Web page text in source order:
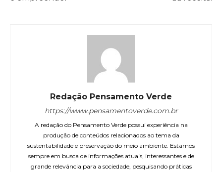
Redação Pensamento Verde
https://www.pensamentoverde.com.br
A redação do Pensamento Verde possui experiência na
produção de conteúdos relacionados ao tema da
sustentabilidade e preservação do meio ambiente. Estamos
sempre em busca de informações atuais, interessantes e de
grande relevância para a sociedade, pesquisando práticas